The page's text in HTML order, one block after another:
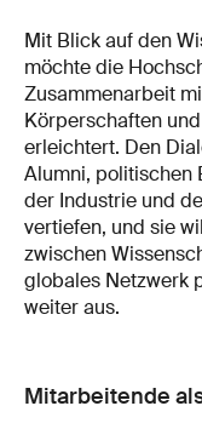
Mit Blick auf den
möchte die
Zusammenarbeit
Körperschaften
erleichtert. Den
Alumni, politischen
der Industrie und
vertiefen, und sie
zwischen
globales Netzwerk
weiter aus.
Mitarbeitende